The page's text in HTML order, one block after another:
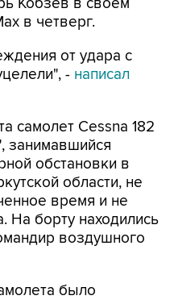
в четверг.
от удара с
- написал
самолет Cessna 182
занимавшийся
обстановки в
области, не
время и не
На борту находились
воздушного
было